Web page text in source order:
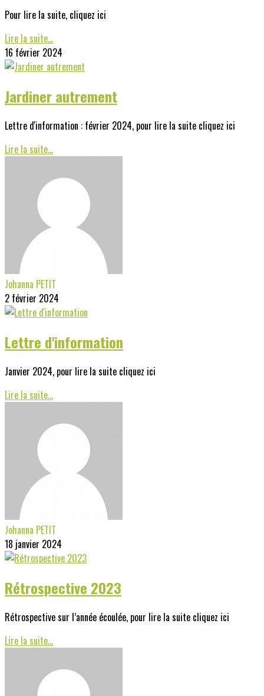
Pour lire la suite, cliquez ici
Lire la suite...
16 février 2024
Jardiner autrement
Lettre d'information : février 2024, pour lire la suite cliquez ici
Lire la suite...
Johanna PETIT
2 février 2024
Lettre d'information
Janvier 2024, pour lire la suite cliquez ici
Lire la suite...
Johanna PETIT
18 janvier 2024
Rétrospective 2023
Rétrospective sur l’année écoulée, pour lire la suite cliquez ici
Lire la suite...